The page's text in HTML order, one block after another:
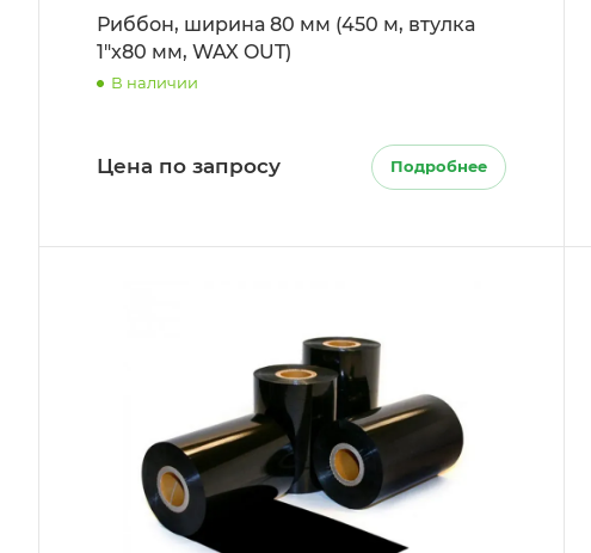
Риббон, ширина 80 мм (450 м, втулка
1"x80 мм, WAX OUT)
В наличии
Цена по запросу Подробнее